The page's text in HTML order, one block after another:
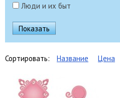
Люди и их быт
Сортировать: Название Цена